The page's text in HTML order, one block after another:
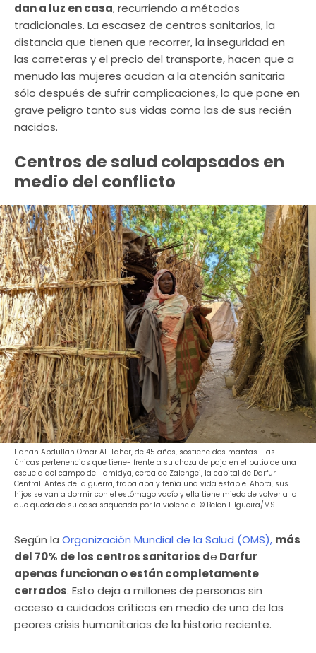
dan a luz en casa, recurriendo a métodos
tradicionales. La escasez de centros sanitarios, la
distancia que tienen que recorrer, la inseguridad en
las carreteras y el precio del transporte, hacen que a
menudo las mujeres acudan a la atención sanitaria
sólo después de sufrir complicaciones, lo que pone en
grave peligro tanto sus vidas como las de sus recién
nacidos.
Centros de salud colapsados en
medio del conflicto
Hanan Abdullah Omar Al-Taher, de 45 años, sostiene dos mantas -las
únicas pertenencias que tiene- frente a su choza de paja en el patio de una
escuela del campo de Hamidya, cerca de Zalengei, la capital de Darfur
Central. Antes de la guerra, trabajaba y tenía una vida estable. Ahora, sus
hijos se van a dormir con el estómago vacío y ella tiene miedo de volver a lo
que queda de su casa saqueada por la violencia. © Belen Filgueira/MSF
Según la Organización Mundial de la Salud (OMS), más
del 70% de los centros sanitarios de Darfur
apenas funcionan o están completamente
cerrados. Esto deja a millones de personas sin
acceso a cuidados críticos en medio de una de las
peores crisis humanitarias de la historia reciente.